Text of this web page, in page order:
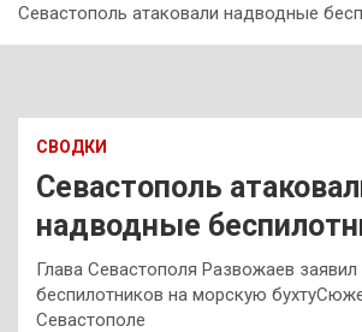
Севастополь атаковали надводные
СВОДКИ
Севастополь
надводные
Глава Севастополя Развожаев заявил
беспилотников на морскую
Севастополе